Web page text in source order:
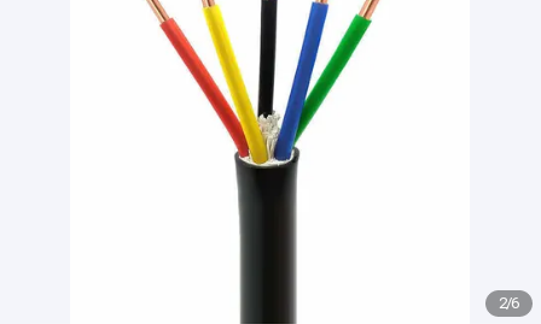
2/6